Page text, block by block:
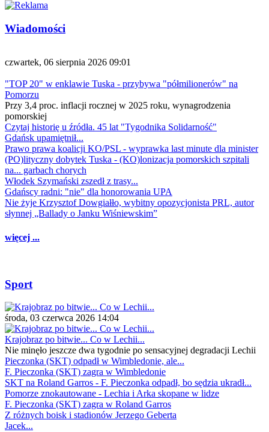
Wiadomości
czwartek, 06 sierpnia 2026 09:01
"TOP 20" w enklawie Tuska - przybywa "półmilionerów" na
Pomorzu
Przy 3,4 proc. inflacji rocznej w 2025 roku, wynagrodzenia
pomorskiej
Czytaj historię u źródła. 45 lat "Tygodnika Solidarność"
Gdańsk upamiętnił...
Prawo prawa koalicji KO/PSL - wyprawka last minute dla minister
(PO)lityczny dobytek Tuska - (KO)lonizacja pomorskich szpitali
na... garbach chorych
Włodek Szymański zszedł z trasy...
Gdańscy radni: "nie" dla honorowania UPA
Nie żyje Krzysztof Dowgiałło, wybitny opozycjonista PRL, autor
słynnej „Ballady o Janku Wiśniewskim”
więcej ...
Sport
środa, 03 czerwca 2026 14:04
Krajobraz po bitwie... Co w Lechii...
Nie minęło jeszcze dwa tygodnie po sensacyjnej degradacji Lechii
Pieczonka (SKT) odpadł w Wimbledonie, ale...
F. Pieczonka (SKT) zagra w Wimbledonie
SKT na Roland Garros - F. Pieczonka odpadł, bo sędzia ukradł...
Pomorze znokautowane - Lechia i Arka skopane w lidze
F. Pieczonka (SKT) zagra w Roland Garros
Z różnych boisk i stadionów Jerzego Geberta
Jacek...